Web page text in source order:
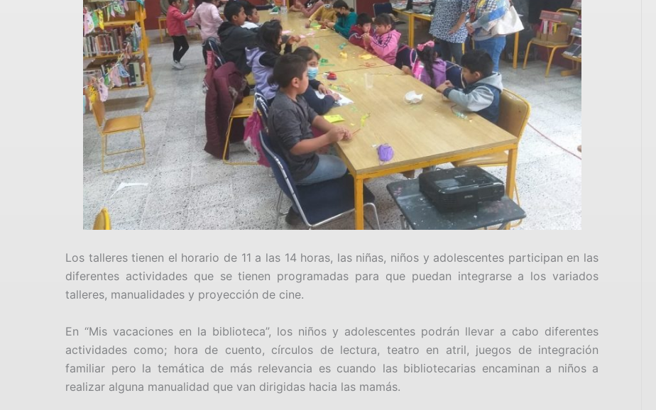
Los talleres tienen el horario de 11 a las 14 horas, las niñas, niños y adolescentes participan en las
diferentes actividades que se tienen programadas para que puedan integrarse a los variados
talleres, manualidades y proyección de cine.
En “Mis vacaciones en la biblioteca”, los niños y adolescentes podrán llevar a cabo diferentes
actividades como; hora de cuento, círculos de lectura, teatro en atril, juegos de integración
familiar pero la temática de más relevancia es cuando las bibliotecarias encaminan a niños a
realizar alguna manualidad que van dirigidas hacia las mamás.